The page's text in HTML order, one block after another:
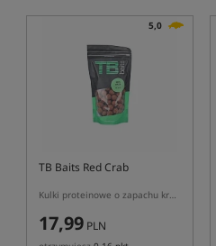
5,0
TB Baits Red Crab
Kulki proteinowe o zapachu kraba i ostrych przypraw
17,99 PLN